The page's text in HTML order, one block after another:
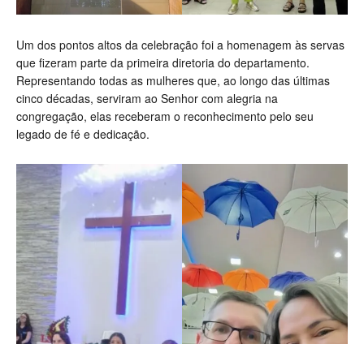
Um dos pontos altos da celebração foi a homenagem às servas
que fizeram parte da primeira diretoria do departamento.
Representando todas as mulheres que, ao longo das últimas
cinco décadas, serviram ao Senhor com alegria na
congregação, elas receberam o reconhecimento pelo seu
legado de fé e dedicação.